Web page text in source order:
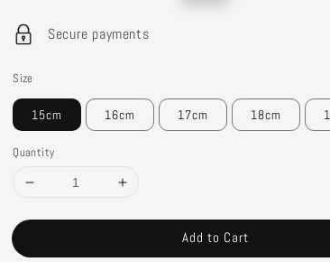
Secure payments
Size
15cm 16cm 17cm 18cm
Quantity
Add to Cart